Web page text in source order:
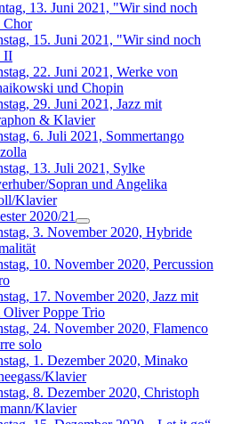
13. Juni 2021, "Wir sind noch
Chor
15. Juni 2021, "Wir sind noch
II
22. Juni 2021, Werke von
und Chopin
29. Juni 2021, Jazz mit
& Klavier
6. Juli 2021, Sommertango
13. Juli 2021, Sylke
Sopran und Angelika
Klavier
2020/21
3. November 2020, Hybride
10. November 2020, Percussion
17. November 2020, Jazz mit
Oliver Poppe Trio
24. November 2020, Flamenco
solo
1. Dezember 2020, Minako
Klavier
8. Dezember 2020, Christoph
Klavier